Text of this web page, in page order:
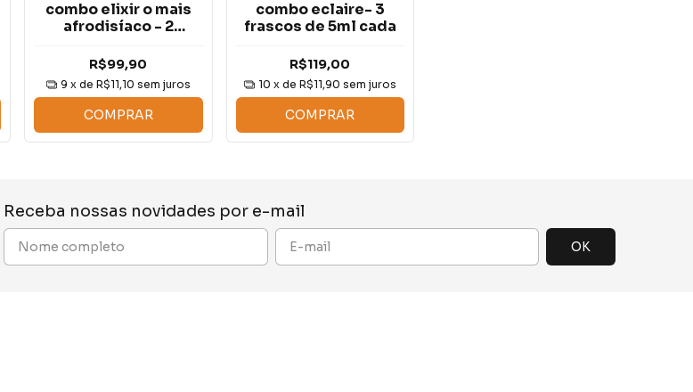
combo elixir o mais
afrodisíaco - 2
R$99,90
9 x de R$11,10 sem juros
COMPRAR
combo eclaire- 3
frascos de 5ml cada
R$119,00
10 x de R$11,90 sem juros
COMPRAR
Receba nossas novidades por e-mail